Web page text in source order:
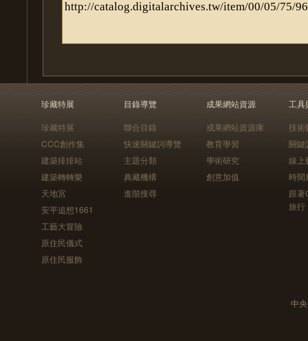
珍藏特展
珍藏特展
CCC創作集
建築排排站
建築轉轉樂
天地宮
安平追想1661
工藝大冒險
原住民儀式
原住民服飾
目錄導覽
聯合目錄
快速關鍵詞導覽
主題分類
典藏機構
進階搜尋
成果網站資源
成果網站資源庫
教育學習
學術研究
創意加值
工具
技術
關鍵
線上
時間
跟
旅行
中